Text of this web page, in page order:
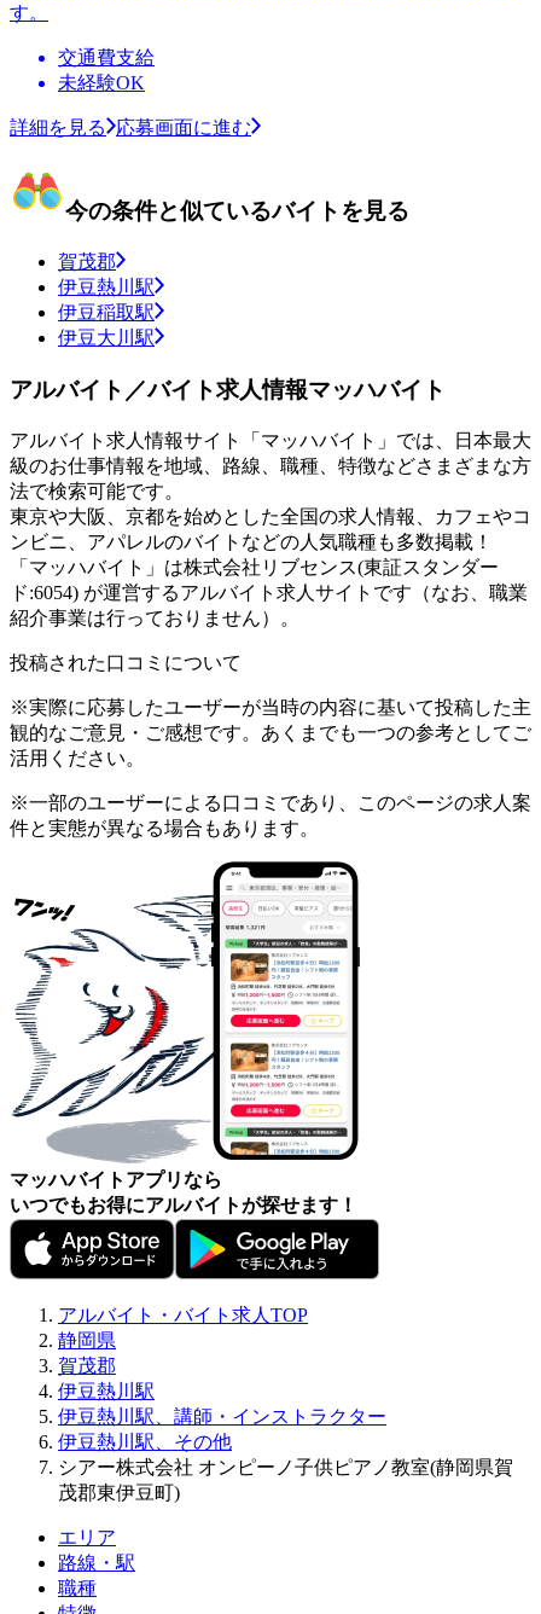
す。
交通費支給
未経験OK
詳細を見る 応募画面に進む
今の条件と似ているバイトを見る
賀茂郡
伊豆熱川駅
伊豆稲取駅
伊豆大川駅
アルバイト／バイト求人情報マッハバイト
アルバイト求人情報サイト「マッハバイト」では、日本最大
級のお仕事情報を地域、路線、職種、特徴などさまざまな方
法で検索可能です。
東京や大阪、京都を始めとした全国の求人情報、カフェやコ
ンビニ、アパレルのバイトなどの人気職種も多数掲載！
「マッハバイト」は株式会社リブセンス(東証スタンダー
ド:6054) が運営するアルバイト求人サイトです（なお、職業
紹介事業は行っておりません）。
投稿された口コミについて
※実際に応募したユーザーが当時の内容に基いて投稿した主
観的なご意見・ご感想です。あくまでも一つの参考としてご
活用ください。
※一部のユーザーによる口コミであり、このページの求人案
件と実態が異なる場合もあります。
マッハバイトアプリなら
いつでもお得にアルバイトが探せます！
アルバイト・バイト求人TOP
静岡県
賀茂郡
伊豆熱川駅
伊豆熱川駅、講師・インストラクター
伊豆熱川駅、その他
シアー株式会社 オンピーノ子供ピアノ教室(静岡県賀
茂郡東伊豆町)
エリア
路線・駅
職種